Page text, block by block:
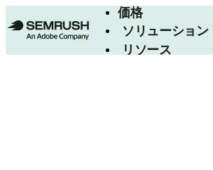
価格
ソリューション
リソース